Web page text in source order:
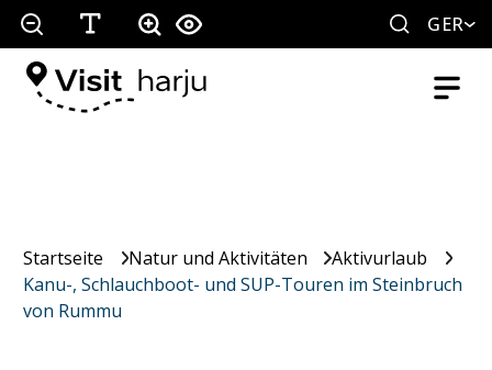
GER
Startseite Natur und Aktivitäten
Aktivurlaub
Kanu-, Schlauchboot- und SUP-Touren im Steinbruch
von Rummu